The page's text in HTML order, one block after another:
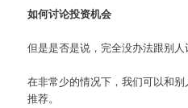
如何讨论投资机会
但是是否是说，完全没办法跟别人
在非常少的情况下，我们可以和
推荐。